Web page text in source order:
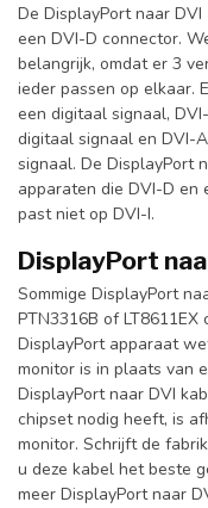
De DisplayPort naar
een DVI-D connector.
belangrijk, omdat er 3
ieder passen op elkaar.
een digitaal signaal,
digitaal signaal en DVI-
signaal. De DisplayPort
apparaten die DVI-D en
past niet op DVI-I.
DisplayPort
Sommige DisplayPort
PTN3316B of
DisplayPort apparaat
monitor is in plaats van
DisplayPort naar DVI
chipset nodig heeft, is
monitor. Schrijft de
u deze kabel het beste
meer DisplayPort naar